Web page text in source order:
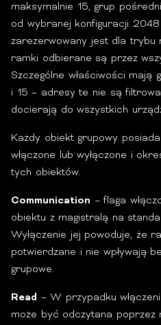
maksymalnie 15, grup
od wybranej konfiguracji
zarezerwowany jest dla trybu
ramki odbierane są przez
Szczególne właściwości mają
i 15 – adresy te nie są
docierają do wszystkich
Każdy obiekt grupowy
włączone lub wyłączone i
tych obiektów.
Communication – flaga
obiektu z magistralą na
Wyłączenie jej powoduje, że
potwierdzane i nie wpływają
grupowe.
Read – W przypadku
może być odczytana poprzez